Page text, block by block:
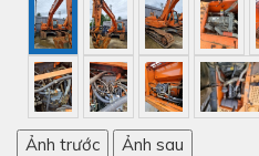
Ảnh trước Ảnh sau